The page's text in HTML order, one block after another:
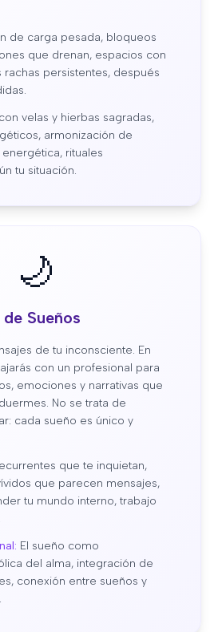
de carga pesada, bloqueos
que drenan, espacios con
rachas persistentes, después
velas y hierbas sagradas,
armonización de
rituales
tu situación.
🌙
Sueños
de tu inconsciente. En
con un profesional para
emociones y narrativas que
No se trata de
cada sueño es único y
que te inquietan,
que parecen mensajes,
tu mundo interno, trabajo
El sueño como
del alma, integración de
conexión entre sueños y